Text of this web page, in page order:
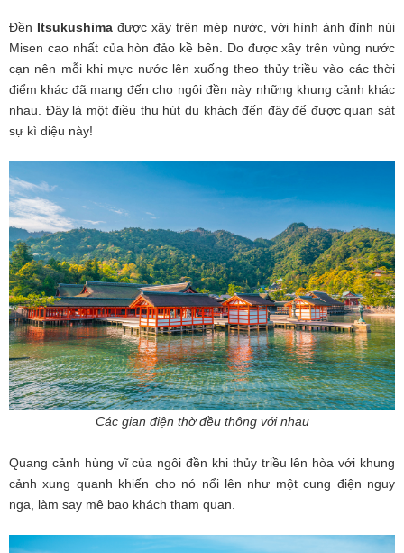
Đền Itsukushima được xây trên mép nước, với hình ảnh đỉnh núi
Misen cao nhất của hòn đảo kề bên. Do được xây trên vùng nước
cạn nên mỗi khi mực nước lên xuống theo thủy triều vào các thời
điểm khác đã mang đến cho ngôi đền này những khung cảnh khác
nhau. Đây là một điều thu hút du khách đến đây để được quan sát
sự kì diệu này!
Các gian điện thờ đều thông với nhau
Quang cảnh hùng vĩ của ngôi đền khi thủy triều lên hòa với khung
cảnh xung quanh khiến cho nó nổi lên như một cung điện nguy
nga, làm say mê bao khách tham quan.